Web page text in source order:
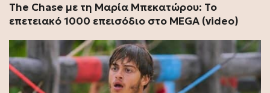
The Chase με τη Μαρία Μπεκατώρου: Το
επετειακό 1000 επεισόδιο στο MEGA (video)